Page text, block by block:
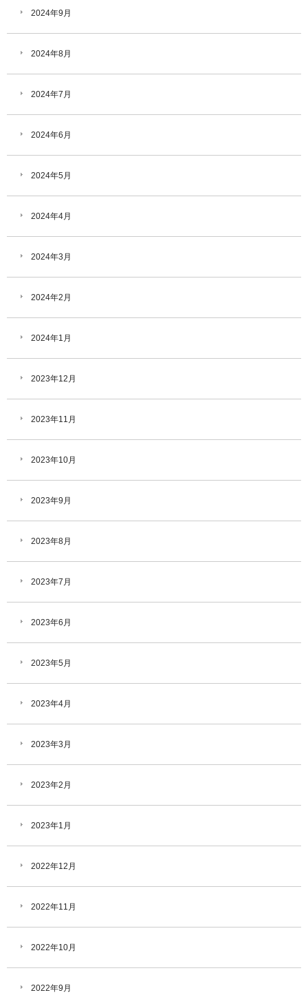
2024年9月
2024年8月
2024年7月
2024年6月
2024年5月
2024年4月
2024年3月
2024年2月
2024年1月
2023年12月
2023年11月
2023年10月
2023年9月
2023年8月
2023年7月
2023年6月
2023年5月
2023年4月
2023年3月
2023年2月
2023年1月
2022年12月
2022年11月
2022年10月
2022年9月